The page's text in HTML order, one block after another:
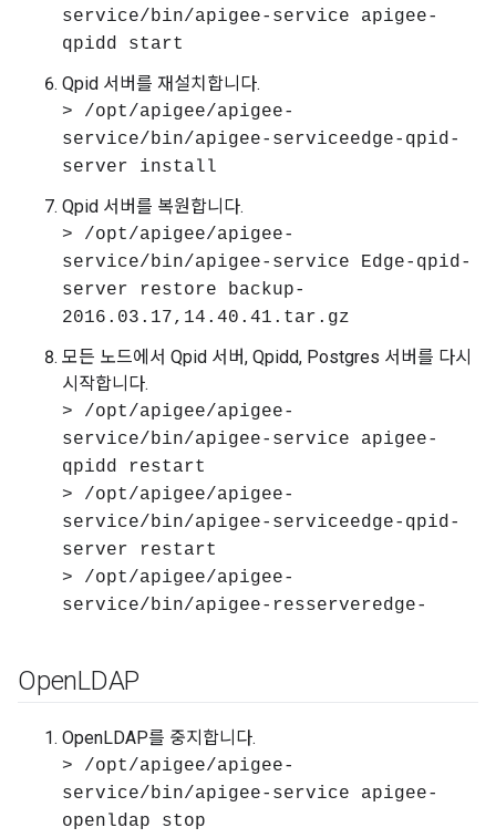
service/bin/apigee-service apigee-
qpidd start
Qpid 서버를 재설치합니다.
> /opt/apigee/apigee-
service/bin/apigee-serviceedge-qpid-
server install
Qpid 서버를 복원합니다.
> /opt/apigee/apigee-
service/bin/apigee-service Edge-qpid-
server restore backup-
2016.03.17,14.40.41.tar.gz
모든 노드에서 Qpid 서버, Qpidd, Postgres 서버를 다시
시작합니다.
> /opt/apigee/apigee-
service/bin/apigee-service apigee-
qpidd restart
> /opt/apigee/apigee-
service/bin/apigee-serviceedge-qpid-
server restart
> /opt/apigee/apigee-
service/bin/apigee-resserveredge-
OpenLDAP
OpenLDAP를 중지합니다.
> /opt/apigee/apigee-
service/bin/apigee-service apigee-
openldap stop